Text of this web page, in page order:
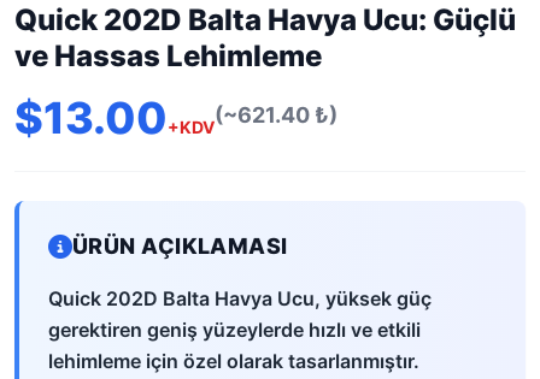
Quick 202D Balta Havya Ucu: Güçlü
ve Hassas Lehimleme
$13.00+KDV(~621.40 ₺)
ÜRÜN AÇIKLAMASI
Quick 202D Balta Havya Ucu, yüksek güç
gerektiren geniş yüzeylerde hızlı ve etkili
lehimleme için özel olarak tasarlanmıştır.